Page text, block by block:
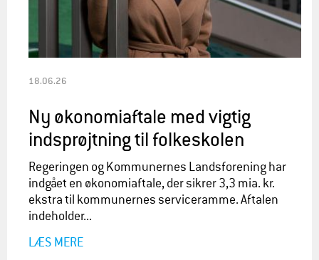
18.06.26
Ny økonomiaftale med vigtig
indsprøjtning til folkeskolen
Regeringen og Kommunernes Landsforening har
indgået en økonomiaftale, der sikrer 3,3 mia. kr.
ekstra til kommunernes serviceramme. Aftalen
indeholder...
LÆS MERE